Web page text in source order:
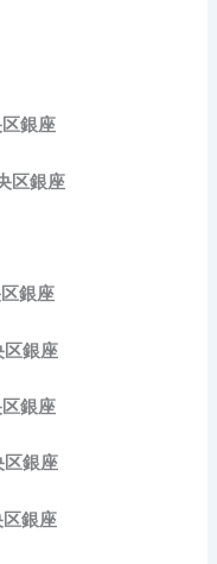
銀座
区銀座
銀座
銀座
銀座
銀座
銀座